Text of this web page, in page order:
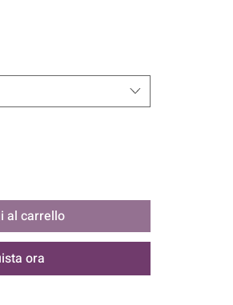
al carrello
ora